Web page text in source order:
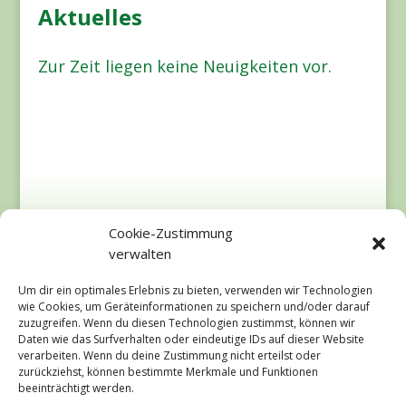
Cookie-Zustimmung
verwalten
Um dir ein optimales Erlebnis zu bieten, verwenden wir Technologien
wie Cookies, um Geräteinformationen zu speichern und/oder darauf
zuzugreifen. Wenn du diesen Technologien zustimmst, können wir
Daten wie das Surfverhalten oder eindeutige IDs auf dieser Website
verarbeiten. Wenn du deine Zustimmung nicht erteilst oder
zurückziehst, können bestimmte Merkmale und Funktionen
beeinträchtigt werden.
Aktu­el­les
Zur Zeit lie­gen kei­ne Neu­ig­kei­ten vor.